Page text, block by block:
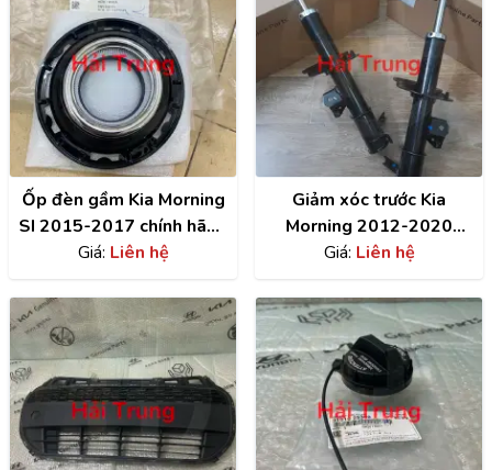
Ốp đèn gầm Kia Morning
SI 2015-2017 chính hãng
| 865221YBA0
Giá: Liên hệ
Giảm xóc trước Kia
Morning 2012-2020
chính hãng | 546501Y010
Giá: Liên hệ